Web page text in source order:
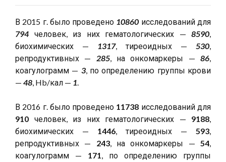
В 2015 г. было проведено 10860 исследований для
794 человек, из них гематологических — 8590,
биохимических —
1317, тиреоидных — 530,
репродуктивных — 285, на онкомаркеры —86,
коагулограмм — 3, по определению группы крови
— 48, Hb/кал — 1.
В 2016 г. было проведено 11738 исследований для
910 человек, из них гематологических — 9188,
биохимических — 1446, тиреоидных — 593,
репродуктивных — 243, на онкомаркеры —54,
коагулограмм — 171, по определению группы